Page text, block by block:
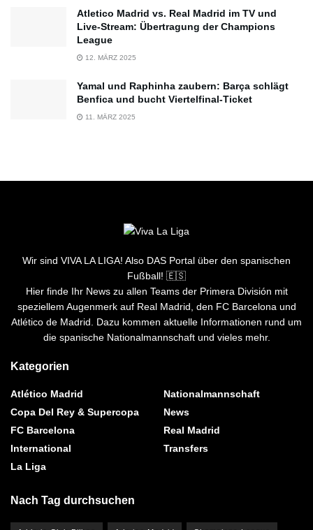
Atletico Madrid vs. Real Madrid im TV und
Live-Stream: Übertragung der Champions
League
12. MÄRZ 2025
Yamal und Raphinha zaubern: Barça schlägt
Benfica und bucht Viertelfinal-Ticket
11. MÄRZ 2025
Wir sind VIVA LA LIGA! Also DAS Portal über den spanischen
Fußball! 🇪🇸
Hier finde Ihr News zu allen Teams der Primera División mit
speziellem Augenmerk auf Real Madrid, den FC Barcelona und
Atlético de Madrid. Dazu kommen aktuelle Informationen rund um
die spanische Nationalmannschaft und vieles mehr.
Kategorien
Atlético Madrid
Copa Del Rey & Supercopa
FC Barcelona
International
La Liga
Nationalmannschaft
News
Real Madrid
Transfers
Nach Tag durchsuchen